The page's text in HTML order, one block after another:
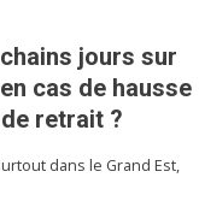
jours sur
cas de hausse
retrait ?
dans le Grand Est,